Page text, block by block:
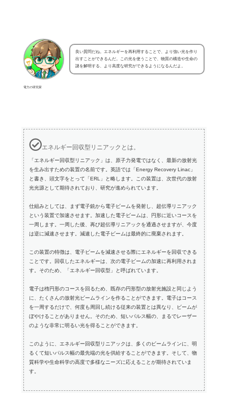
電力の研究家
良い質問だね。エネルギーを再利用することで、より強い光を作り
出すことができるんだ。この光を使うことで、物質の構造や生命の
謎を解明する、より高度な研究ができるようになるんだよ。
エネルギー回収型リニアックとは。
「エネルギー回収型リニアック」は、原子力発電ではなく、最新の放射光
を生み出すための装置の名前です。英語では「Energy Recovery Linac」
と書き、頭文字をとって「ERL」と略します。この装置は、次世代の放射
光光源として期待されており、研究が進められています。
仕組みとしては、まず電子銃から電子ビームを発射し、超伝導リニアック
という装置で加速させます。加速した電子ビームは、円形に近いコースを
一周します。一周した後、再び超伝導リニアックを通過させますが、今度
は逆に減速させます。減速した電子ビームは最終的に廃棄されます。
この装置の特徴は、電子ビームを減速させる際にエネルギーを回収できる
ことです。回収したエネルギーは、次の電子ビームの加速に再利用されま
す。そのため、「エネルギー回収型」と呼ばれています。
電子は楕円形のコースを回るため、既存の円形型の放射光施設と同じよう
に、たくさんの放射光ビームラインを作ることができます。電子はコース
を一周するだけで、何度も周回し続ける従来の装置とは異なり、ビームが
ぼやけることがありません。そのため、短いパルス幅の、まるでレーザー
のような非常に明るい光を得ることができます。
このように、エネルギー回収型リニアックは、多くのビームラインに、明
るくて短いパルス幅の最先端の光を供給することができます。そして、物
質科学や生命科学の高度で多様なニーズに応えることが期待されていま
す。